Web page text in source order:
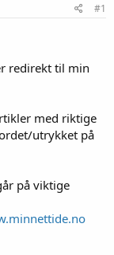
#1
redirekt til min
med riktige
utrykket på
på viktige